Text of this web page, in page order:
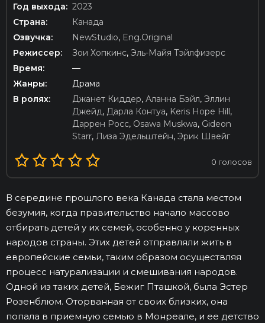
Год выхода: 2023
Страна:
Канада
Озвучка:
NewStudio, Eng.Original
Режиссер:
Зои Хопкинс, Эль-Майя Тэйлфизерс
Время:
—
Жанры:
Драма
В ролях:
Джанет Киддер, Аланна Бэйл, Эллин
Джейд, Дарла Контуа, Keris Hope Hill ,
Даррен Росс, Osawa Muskwa, Gideon
Starr, Лиза Эдельштейн, Эрик Швейг
0 голосов
В середине прошлого века Канада стала местом
безумия, когда правительство начало массово
отбирать детей у их семей, особенно у коренных
народов страны. Этих детей отправляли жить в
европейские семьи, таким образом осуществляя
процесс натурализации и смешивания народов.
Одной из таких детей, Бежиг Пташкой, была Эстер
Розенблюм. Оторванная от своих близких, она
попала в приемную семью в Монреале, и ее детство